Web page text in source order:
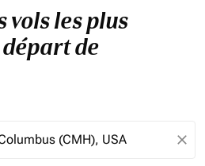
vols les plus
de
close